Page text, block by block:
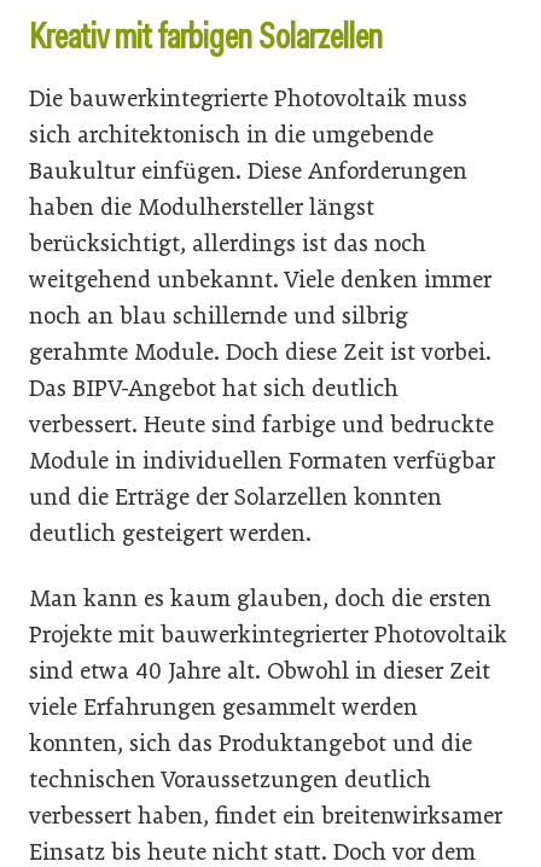
Kreativ mit farbigen Solarzellen
Die bauwerkintegrierte Photovoltaik muss
sich architektonisch in die umgebende
Baukultur einfügen. Diese Anforderungen
haben die Modulhersteller längst
berücksichtigt, allerdings ist das noch
weitgehend unbekannt. Viele denken immer
noch an blau schillernde und silbrig
gerahmte Module. Doch diese Zeit ist vorbei.
Das BIPV-Angebot hat sich deutlich
verbessert. Heute sind farbige und bedruckte
Module in individuellen Formaten verfügbar
und die Erträge der Solarzellen konnten
deutlich gesteigert werden.
Man kann es kaum glauben, doch die ersten
Projekte mit bauwerkintegrierter Photovoltaik
sind etwa 40 Jahre alt. Obwohl in dieser Zeit
viele Erfahrungen gesammelt werden
konnten, sich das Produktangebot und die
technischen Voraussetzungen deutlich
verbessert haben, findet ein breitenwirksamer
Einsatz bis heute nicht statt. Doch vor dem